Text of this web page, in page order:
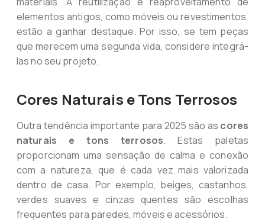
elementos antigos, como móveis ou revestimentos,
estão a ganhar destaque. Por isso, se tem peças
que merecem uma segunda vida, considere integrá-
las no seu projeto.
Cores Naturais e Tons Terrosos
Outra tendência importante para 2025 são as cores
naturais e tons terrosos. Estas paletas
proporcionam uma sensação de calma e conexão
com a natureza, que é cada vez mais valorizada
dentro de casa. Por exemplo, beiges, castanhos,
verdes suaves e cinzas quentes são escolhas
frequentes para paredes, móveis e acessórios.